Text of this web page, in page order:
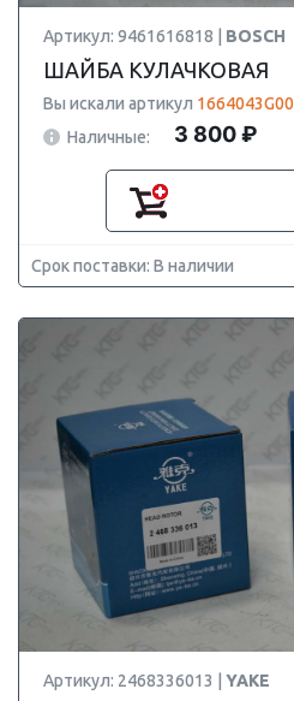
Артикул: 9461616818 | BOSCH
ШАЙБА КУЛАЧКОВАЯ
Вы искали артикул 1664043G00
Наличные:
3 800 ₽
Срок поставки: В наличии
Артикул: 2468336013 | YAKE